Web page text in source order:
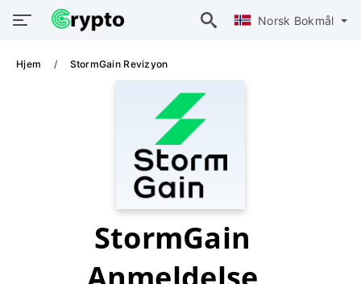
Norsk Bokmål
Hjem StormGain Revizyon
StormGain